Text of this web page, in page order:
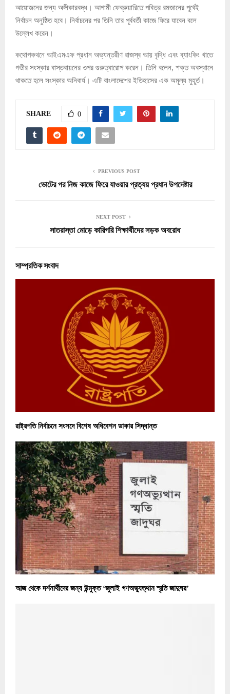
আয়োজনের জন্য অঙ্গীকারবদ্ধ। আগামী ফেব্রুয়ারিতে পবিত্র রমজানের পূর্বেই
নির্বাচন অনুষ্ঠিত হবে। নির্বাচনের পর তিনি তার পূর্ববর্তী কাজে ফিরে যাবেন বলে
উল্লেখ করেন।
কথোপকথনে আইএমএফ প্রধান অভ্যন্তরীণ রাজস্ব আয় বৃদ্ধি এবং ব্যাংকিং খাতে
গভীর সংস্কার বাস্তবায়নের ওপর গুরুত্বারোপ করেন। তিনি বলেন, শক্ত অবস্থানে
থাকতে হলে সংস্কার অনিবার্য। এটি বাংলাদেশের ইতিহাসের এক অমূল্য মুহূর্ত।
SHARE 0
PREVIOUS POST
ভোটের পর নিজ কাজে ফিরে যাওয়ার প্রত্যয় প্রধান উপদেষ্টার
NEXT POST
সাতরাস্তা মোড়ে কারিগরি শিক্ষার্থীদের সড়ক অবরোধ
সাম্প্রতিক সংবাদ
রাষ্ট্রপতি নির্বাচনে সংসদে বিশেষ অধিবেশন ডাকার সিদ্ধান্ত
আজ থেকে দর্শনার্থীদের জন্য উন্মুক্ত ‘জুলাই গণঅভ্যুত্থান স্মৃতি জাদুঘর’